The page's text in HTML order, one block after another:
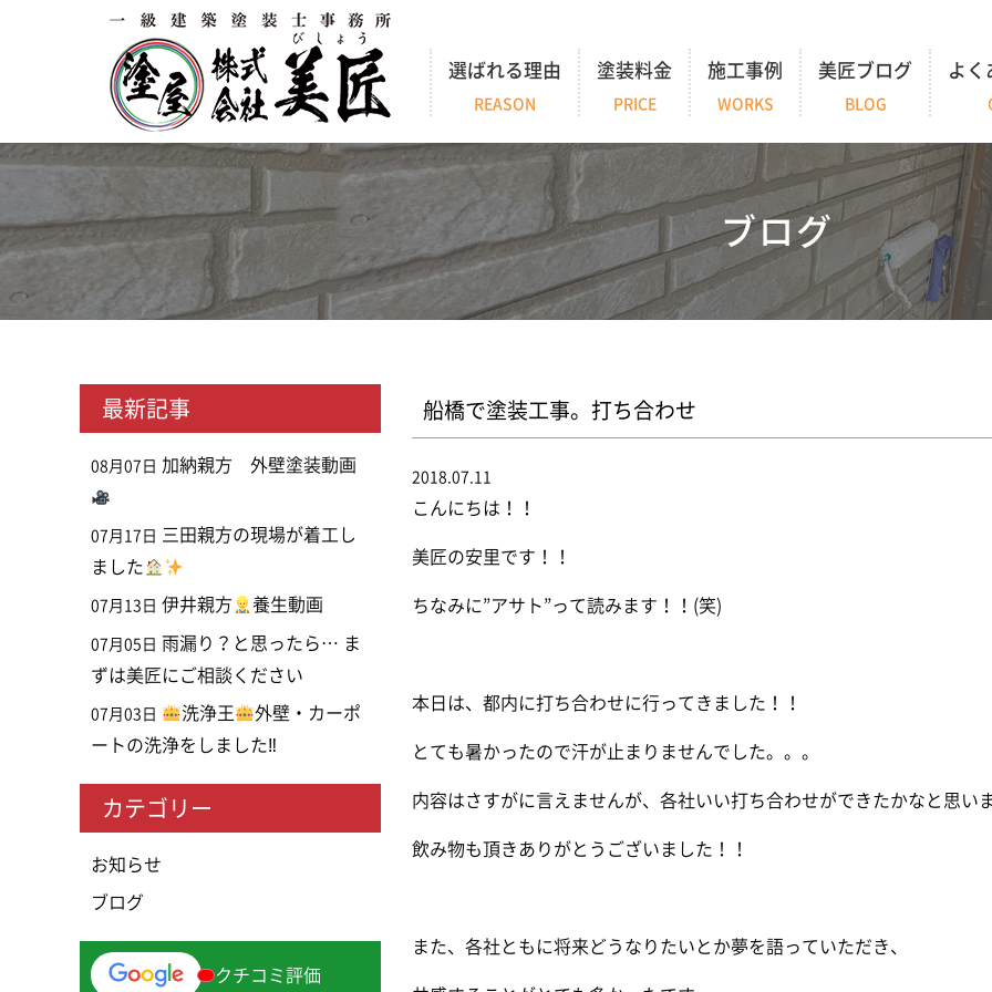
選ばれる理由
REASON
塗装料金
PRICE
施工事例
WORKS
美匠ブログ
BLOG
よく
ブログ
船橋で塗装工事。打ち合わせ
2018.07.11
こんにちは！！
美匠の安里です！！
ちなみに”アサト”って読みます！！(笑)
本日は、都内に打ち合わせに行ってきました！！
とても暑かったので汗が止まりませんでした。。。
内容はさすがに言えませんが、各社いい打ち合わせができたかなと思い
飲み物も頂きありがとうございました！！
また、各社ともに将来どうなりたいとか夢を語っていただき、
最新記事
08月07日 加納親方 外壁塗装動画
07月17日
三田親方の現場が着工し
ました
07月13日 伊井親方 養生動画
07月05日 雨漏り？と思ったら… ま
ずは美匠にご相談ください
07月03日 洗浄王
外壁・カーポ
ートの洗浄をしました‼
カテゴリー
お知らせ
ブログ
クチコミ評価